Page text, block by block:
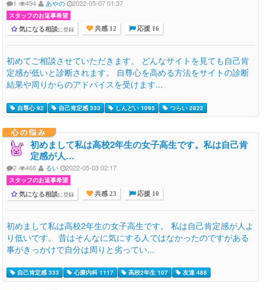
1 494 あやの 2022-05-07 01:37
スタッフのお返事希望
気になる相談に登録 共感 12 応援 16
初めてご相談させていただきます。 どんなサイトを見ても自己肯
定感が低いと診断されます。 自尊心を高める方法をサイトの診断
結果や周りからのアドバイスを受けます...
自尊心 92 自己肯定感 333 しんどい 1095 つらい 2822
心の悩み
初めまして私は高校2年生の女子高生です。私は自己肯
定感が人…
2 466 るい 2022-05-03 02:17
スタッフのお返事希望
気になる相談に登録 共感 23 応援 10
初めまして私は高校2年生の女子高生です。 私は自己肯定感が人よ
り低いです。 昔はそんなに気にする人ではなかったのですがある
事がきっかけで自分は周りと劣ってい...
自己肯定感 333 心療内科 1117 高校2年生 107 友達 488